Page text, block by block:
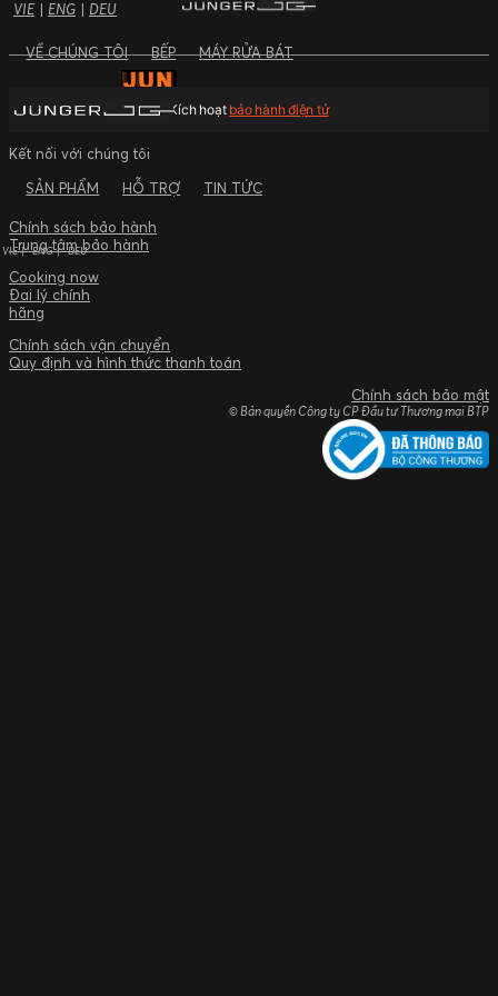
VỀ CHÚNG TÔI BẾP MÁY RỬA BÁT
SẢN PHẨM HỖ TRỢ TIN TỨC
VIE ENG DEU
Kích hoạt bảo hành điện tử
Kết nối với chúng tôi
Chính sách bảo hành
Trung tâm bảo hành
Cooking now
Đai lý chính
hãng
Chính sách vận chuyển
Quy định và hình thức thanh toán
Chính sách bảo mật
© Bản quyền Công ty CP Đầu tư Thương mại BTP
VIE | ENG | DEU